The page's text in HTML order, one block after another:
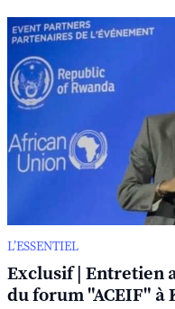
L’ESSENTIEL
Exclusif | Entretien
du forum "ACEIF" à